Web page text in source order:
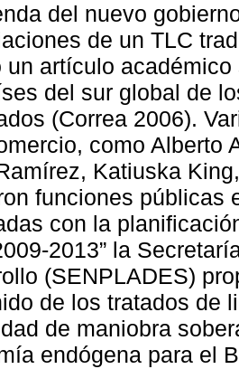
del nuevo
de un TLC
un artículo
del sur global de
(Correa 2006).
como Alberto
Katiuska
funciones públicas
con la
2013” la
(SENPLADES)
de los tratados de
de maniobra
endógena para el